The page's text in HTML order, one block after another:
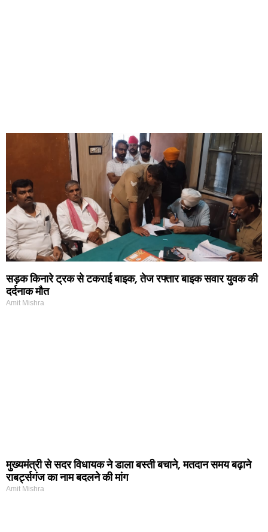
सड़क किनारे ट्रक से टकराई बाइक, तेज रफ्तार बाइक सवार युवक की
दर्दनाक मौत
Amit Mishra
मुख्यमंत्री से सदर विधायक ने डाला बस्ती बचाने, मतदान समय बढ़ाने
राबर्ट्सगंज का नाम बदलने की मांग
Amit Mishra